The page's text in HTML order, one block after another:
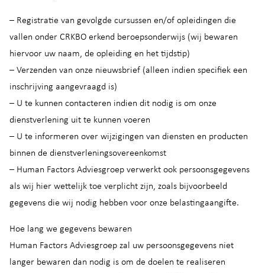
– Registratie van gevolgde cursussen en/of opleidingen die
vallen onder CRKBO erkend beroepsonderwijs (wij bewaren
hiervoor uw naam, de opleiding en het tijdstip)
– Verzenden van onze nieuwsbrief (alleen indien specifiek een
inschrijving aangevraagd is)
– U te kunnen contacteren indien dit nodig is om onze
dienstverlening uit te kunnen voeren
– U te informeren over wijzigingen van diensten en producten
binnen de dienstverleningsovereenkomst
– Human Factors Adviesgroep verwerkt ook persoonsgegevens
als wij hier wettelijk toe verplicht zijn, zoals bijvoorbeeld
gegevens die wij nodig hebben voor onze belastingaangifte.
Hoe lang we gegevens bewaren
Human Factors Adviesgroep zal uw persoonsgegevens niet
langer bewaren dan nodig is om de doelen te realiseren